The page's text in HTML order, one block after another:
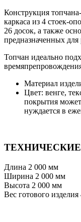
Конструкция
каркаса из 4 стоек-
26 досок, а также
предназначенных
Топчан идеально
Материал
Цвет: венге,
покрытия
нуждается в
Длина 2 000 мм
Ширина 2 000 мм
Высота 2 000 мм
Вес готового изделия